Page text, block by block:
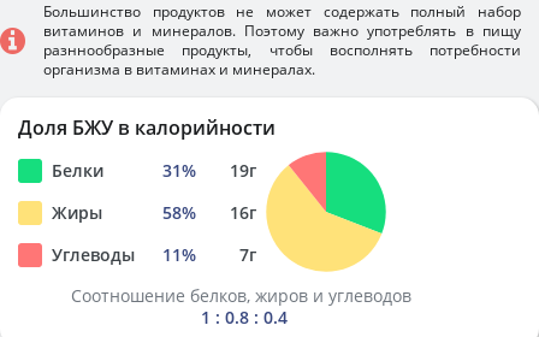
Большинство продуктов не может содержать полный набор
витаминов и минералов. Поэтому важно употреблять в пищу
разннообразные продукты, чтобы восполнять потребности
организма в витаминах и минералах.
Доля БЖУ в калорийности
Белки 31% 19г
Жиры
58% 16г
Углеводы
11% 7г
Соотношение белков, жиров и углеводов
1 : 0.8 : 0.4